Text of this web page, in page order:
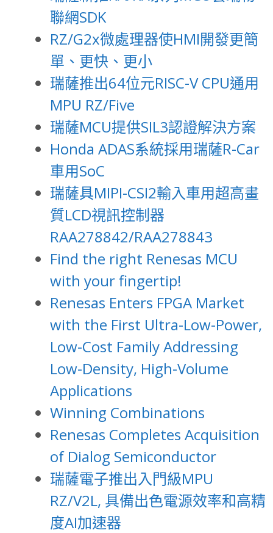
聯網SDK
RZ/G2x微處理器使HMI開發更簡
單、更快、更小
瑞薩推出64位元RISC-V CPU通用
MPU RZ/Five
瑞薩MCU提供SIL3認證解決方案
Honda ADAS系統採用瑞薩R-Car
車用SoC
瑞薩具MIPI-CSI2輸入車用超高畫
質LCD視訊控制器
RAA278842/RAA278843
Find the right Renesas MCU
with your fingertip!
Renesas Enters FPGA Market
with the First Ultra-Low-Power,
Low-Cost Family Addressing
Low-Density, High-Volume
Applications
Winning Combinations
Renesas Completes Acquisition
of Dialog Semiconductor
瑞薩電子推出入門級MPU
RZ/V2L, 具備出色電源效率和高精
度AI加速器